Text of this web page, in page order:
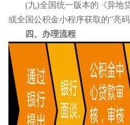
(九)全国统一版本的《异地
或全国公积金小程序获取的“亮
四、办理流程